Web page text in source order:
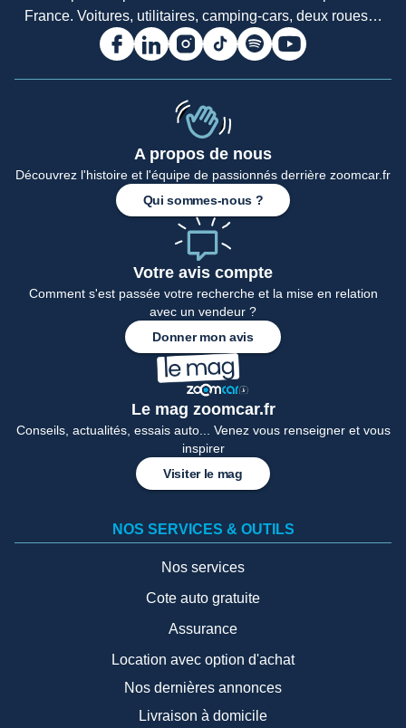
France. Voitures, utilitaires, camping-cars, deux roues…
A propos de nous
Découvrez l'histoire et l'équipe de passionnés derrière zoomcar.fr
Qui sommes-nous ?
Votre avis compte
Comment s'est passée votre recherche et la mise en relation
avec un vendeur ?
Donner mon avis
Le mag zoomcar.fr
Conseils, actualités, essais auto... Venez vous renseigner et vous
inspirer
Visiter le mag
NOS SERVICES & OUTILS
Nos services
Cote auto gratuite
Assurance
Location avec option d'achat
Nos dernières annonces
Livraison à domicile